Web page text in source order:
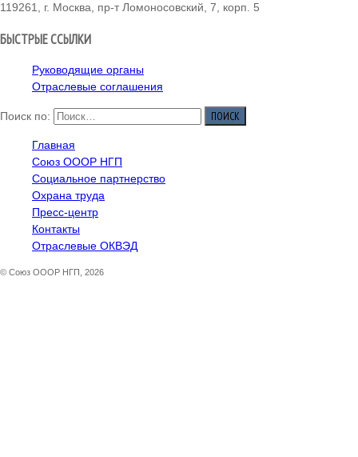
119261, г. Москва, пр-т Ломоносовский, 7, корп. 5
БЫСТРЫЕ ССЫЛКИ
Руководящие органы
Отраслевые соглашения
Поиск по:
Главная
Союз ОООР НГП
Социальное партнерство
Охрана труда
Пресс-центр
Контакты
Отраслевые ОКВЭД
© Союз ОООР НГП, 2026